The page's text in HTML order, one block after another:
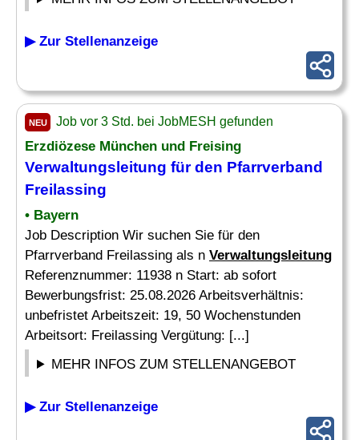
▶ Zur Stellenanzeige
NEU Job vor 3 Std. bei JobMESH gefunden
Erzdiözese München und Freising
Verwaltungsleitung für den Pfarrverband
Freilassing
• Bayern
Job Description Wir suchen Sie für den
Pfarrverband Freilassing als n Verwaltungsleitung
Referenznummer: 11938 n Start: ab sofort
Bewerbungsfrist: 25.08.2026 Arbeitsverhältnis:
unbefristet Arbeitszeit: 19, 50 Wochenstunden
Arbeitsort: Freilassing Vergütung: [...]
MEHR INFOS ZUM STELLENANGEBOT
▶ Zur Stellenanzeige